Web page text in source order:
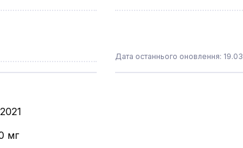
Дата останнього оновлення:
мг